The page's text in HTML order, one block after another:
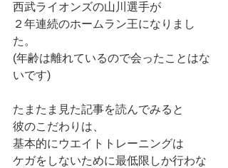
西武ライオンズの山川選手が
２年連続のホームラン王になりまし
た。
(年齢は離れているので会ったことはな
いです)
たまたま見た記事を読んでみると
彼のこだわりは、
基本的にウエイトトレーニングは
ケガをしないために最低限しか行わな